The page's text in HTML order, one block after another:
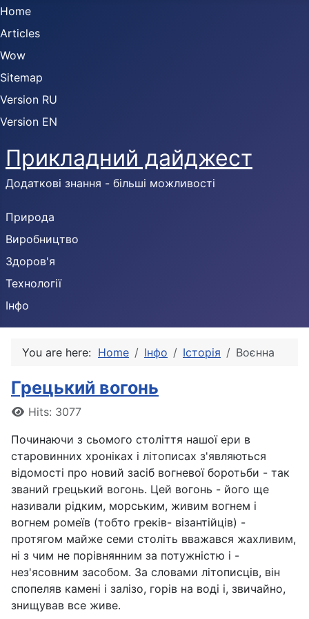
Home
Articles
Wow
Sitemap
Version RU
Version EN
Прикладний дайджест
Додаткові знання - більші можливості
Природа
Виробництво
Здоров'я
Технології
Інфо
You are here: Home Інфо Історія Воєнна
Грецький вогонь
DetailsHits: 3077
Починаючи з сьомого століття нашої ери в
старовинних хроніках і літописах з'являються
відомості про новий засіб вогневої боротьби - так
званий грецький вогонь. Цей вогонь - його ще
називали рідким, морським, живим вогнем і
вогнем ромеїв (тобто греків- візантійців) -
протягом майже семи століть вважався жахливим,
ні з чим не порівнянним за потужністю і -
нез'ясовним засобом. За словами літописців, він
спопеляв камені і залізо, горів на воді і, звичайно,
знищував все живе.